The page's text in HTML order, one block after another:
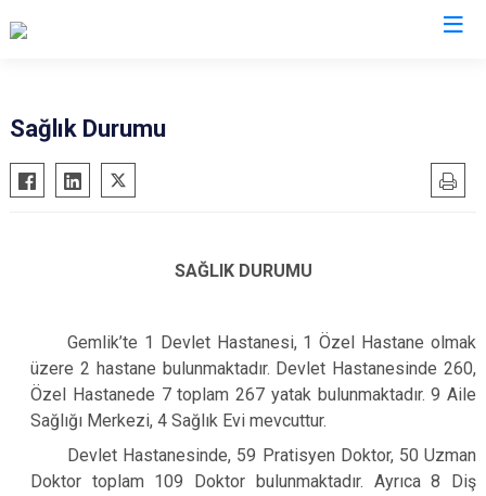
Büyükorhan
Gemlik
Karacabey
Keles
Orhaneli
Osmangazi
Yenişehir
Yıldırım
Sağlık Durumu
SAĞLIK DURUMU
Gemlik’te 1 Devlet Hastanesi, 1 Özel Hastane olmak
üzere 2 hastane bulunmaktadır. Devlet Hastanesinde 260,
Özel Hastanede 7 toplam 267 yatak bulunmaktadır. 9 Aile
Sağlığı Merkezi, 4 Sağlık Evi mevcuttur.
Devlet Hastanesinde, 59 Pratisyen Doktor, 50 Uzman
Doktor toplam 109 Doktor bulunmaktadır. Ayrıca 8 Diş